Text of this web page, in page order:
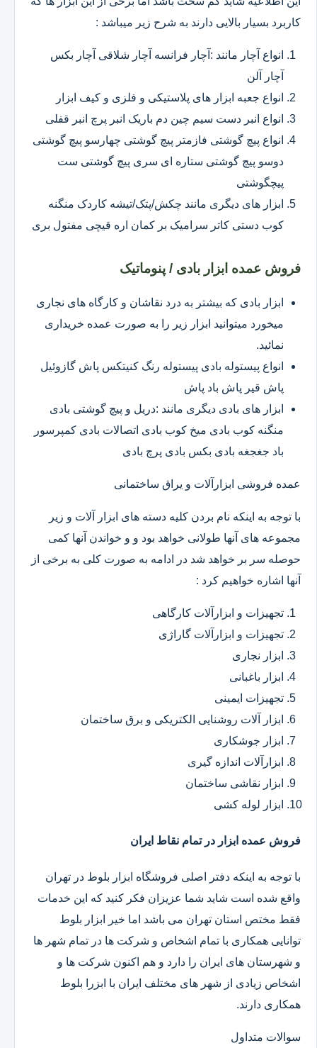
کاربرد بسیار بالایی دارند به شرح زیر میباشد :
انواع آچار مانند :آچار فرانسه آچار شلاقی آچار بکس
آچار آلن
انواع جعبه ابزار های پلاستیکی و فلزی و کیف ابزار
انواع انبر دست سیم چین دم باریک انبر پرچ انبر قفلی
انواع پیچ گوشتی فازمتر پیچ گوشتی چهارسو پیچ گوشتی
دوسو پیچ گوشتی ستاره ای سری پیچ گوشتی ست
پیچگوشتی
ابزار های دیگری مانند چکش/پتک/تیشه کاردک منگنه
کوب دستی کاتر سرامیک بر کمان اره قیچی مفتول بری
فروش عمده ابزار بادی / پنوماتیک
ابزار بادی که بیشتر به درد نقاشان و کارگاه های نجاری
میخورد میتوانید ابزار زیر را به صورت عمده خریداری
نمائید.
انواع پیستوله بادی پیستوله رنگ کنیتکس پاش گازوئیل
پاش قیر پاش باد پاش
ابزار های بادی دیگری مانند :دریل و پیچ گوشتی بادی
منگنه کوب بادی میخ کوب بادی اتصالات بادی کمپرسور
باد جغجغه بادی بکس بادی پرچ بادی
عمده فروشی ابزارآلات و یراق ساختمانی
با توجه به اینکه نام بردن کلیه دسته های ابزار آلات و زیر
مجموعه های آنها طولانی خواهد بود و و خواندن آنها کمی
حوصله سر بر خواهد شد در ادامه به صورت کلی به برخی از
آنها اشاره خواهیم کرد :
تجهیزات و ابزارآلات کارگاهی
تجهیزات و ابزارآلات گاراژی
ابزار نجاری
ابزار باغبانی
تجهیزات ایمینی
ابزار آلات روشنایی الکتریکی و برق ساختمان
ابزار جوشکاری
ابزارآلات اندازه گیری
ابزار نقاشی ساختمان
ابزار لوله کشی
فروش عمده ابزار در تمام نقاط ایران
با توجه به اینکه دفتر اصلی فروشگاه ابزار بلوط در تهران
واقع شده است شاید شما عزیزان فکر کنید که این خدمات
فقط مختص استان تهران می باشد اما خیر ابزار بلوط
توانایی همکاری با تمام اشخاص و شرکت ها در تمام شهر ها
و شهرستان های ایران را دارد و هم اکنون شرکت ها و
اشخاص زیادی از شهر های مختلف ایران با ابزرا بلوط
همکاری دارند.
سوالات متداول